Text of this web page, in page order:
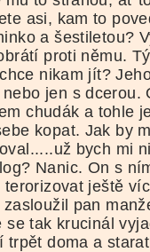
asi, kam to
a šestiletou?
proti němu.
nikam jít?
nebo jen s dcerou.
chudák a tohle
kopat. Jak by
bych mi
Nanic. On s
terorizovat ještě
zasloužil pan
se tak krucinál
trpět doma a